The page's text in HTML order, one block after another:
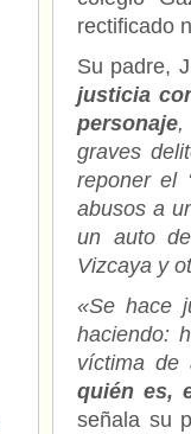
rectificado
Su padre,
justicia
personaje,
graves
reponer el
abusos a
un auto
Vizcaya y
«Se hace
haciendo:
víctima de
quién es,
señala su